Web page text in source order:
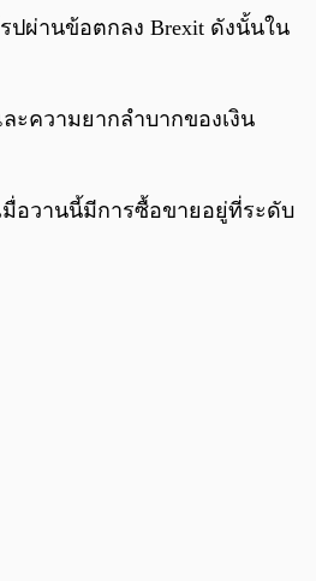
0:00 /0:00
ปผ่านข้อตกลง Brexit ดังนั้นใน
ะความยากลำบากของเงิน
มื่อวานนี้มีการซื้อขายอยู่ที่ระดับ